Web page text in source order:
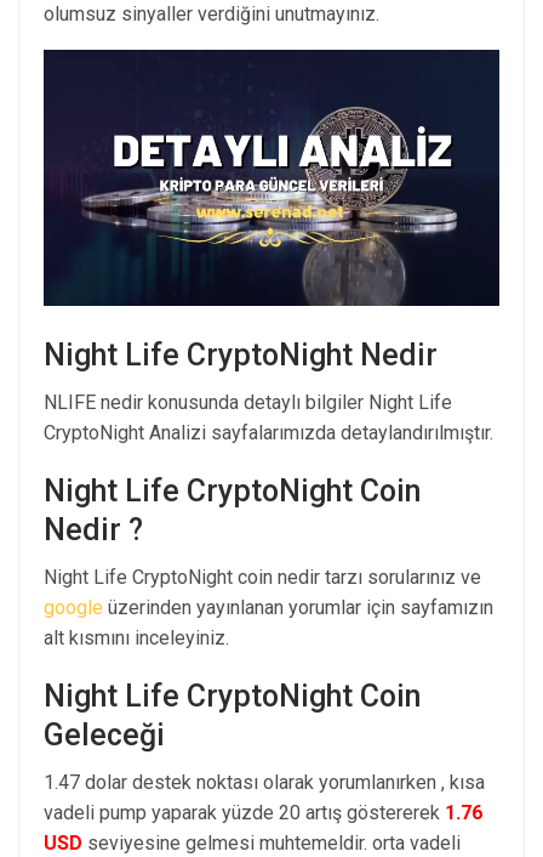
olumsuz sinyaller verdiğini unutmayınız.
Night Life CryptoNight Nedir
NLIFE nedir konusunda detaylı bilgiler Night Life
CryptoNight Analizi sayfalarımızda detaylandırılmıştır.
Night Life CryptoNight Coin
Nedir ?
Night Life CryptoNight coin nedir tarzı sorularınız ve
google üzerinden yayınlanan yorumlar için sayfamızın
alt kısmını inceleyiniz.
Night Life CryptoNight Coin
Geleceği
1.47 dolar destek noktası olarak yorumlanırken , kısa
vadeli pump yaparak yüzde 20 artış göstererek 1.76
USD seviyesine gelmesi muhtemeldir. orta vadeli